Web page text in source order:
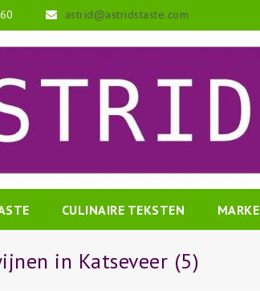
astrid@astridstaste.com
CULINAIRE TEKSTEN
in Katseveer (5)